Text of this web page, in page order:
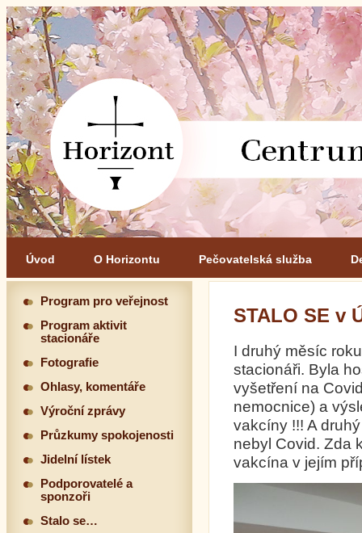
Úvod O Horizontu Pečovatelská služba
STALO SE v
I druhý měsíc
stacionáři. Byla
vyšetření na
nemocnice) a
vakcíny !!! A
nebyl Covid. Zda
vakcína v jejím
Program pro veřejnost
Program aktivit
stacionáře
Fotografie
Ohlasy, komentáře
Výroční zprávy
Průzkumy spokojenosti
Jidelní lístek
Podporovatelé a
sponzoři
Stalo se…